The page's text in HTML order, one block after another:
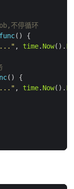
不停循环
func
, time. Now().
, time. Now().